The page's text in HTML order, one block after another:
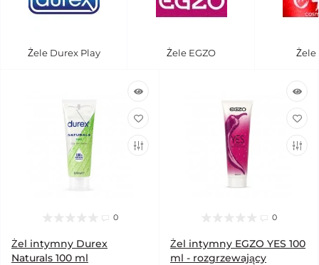
Żele Durex Play Żele EGZO Żele
0
Żel intymny Durex
Naturals 100 ml
0
Żel intymny EGZO YES 100
ml - rozgrzewający